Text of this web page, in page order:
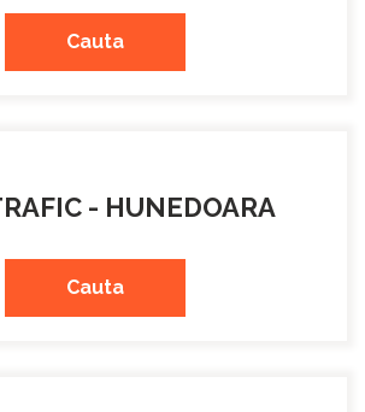
Cauta
- HUNEDOARA
Cauta